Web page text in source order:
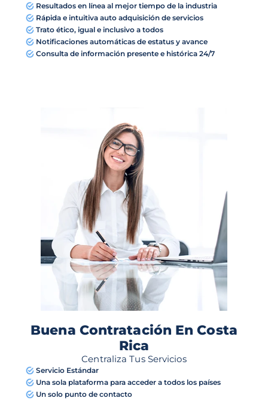
Resultados en línea al mejor tiempo de la industria
Rápida e intuitiva auto adquisición de servicios
Trato ético, igual e inclusivo a todos
Notificaciones automáticas de estatus y avance
Consulta de información presente e histórica 24/7
Buena Contratación En Costa
Rica
Centraliza Tus Servicios
Servicio Estándar
Una sola plataforma para acceder a todos los países
Un solo punto de contacto